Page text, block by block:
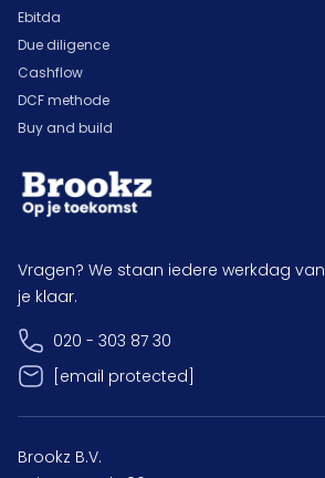
Ebitda
Due diligence
Cashflow
DCF methode
Buy and build
Vragen? We staan iedere werkdag van
je klaar.
020 - 303 87 30
[email protected]
Brookz B.V.